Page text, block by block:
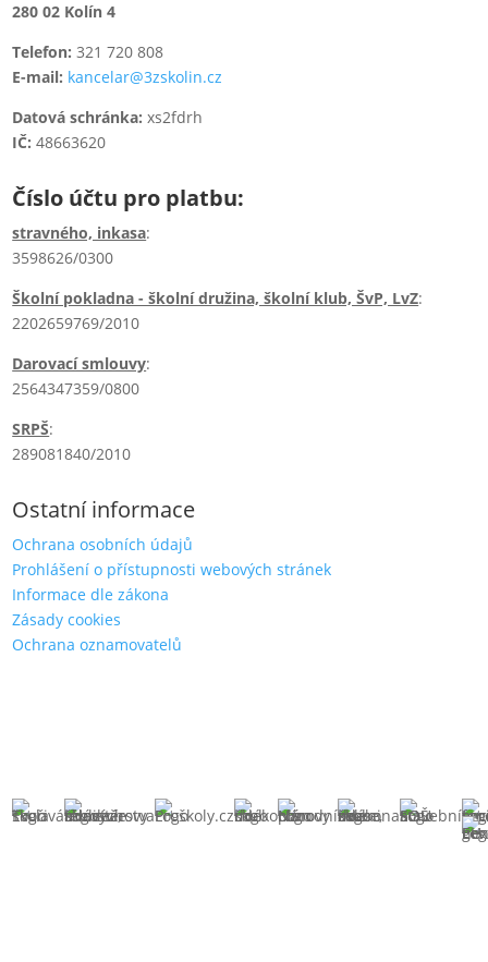
280 02 Kolín 4
Telefon: 321 720 808
E-mail: kancelar@3zskolin.cz
Datová schránka: xs2fdrh
IČ: 48663620
Číslo účtu pro platbu:
stravného, inkasa:
3598626/0300
Školní pokladna - školní družina, školní klub, ŠvP, LvZ:
2202659769/2010
Darovací smlouvy:
2564347359/0800
SRPŠ:
289081840/2010
Ostatní informace
Ochrana osobních údajů
Prohlášení o přístupnosti webových stránek
Informace dle zákona
Zásady cookies
Ochrana oznamovatelů